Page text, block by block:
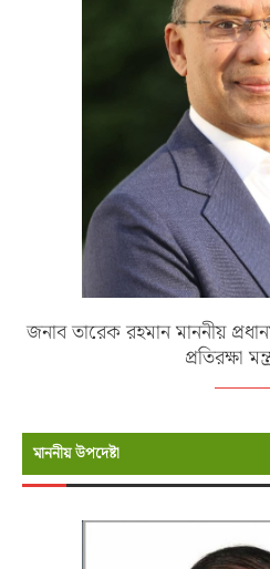
জনাব তারেক রহমান মাননীয়
প্রতিরক্ষা
মাননীয় উপদেষ্টা